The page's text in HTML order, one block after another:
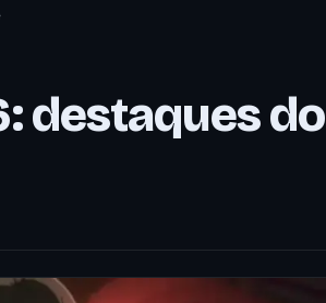
destaques do